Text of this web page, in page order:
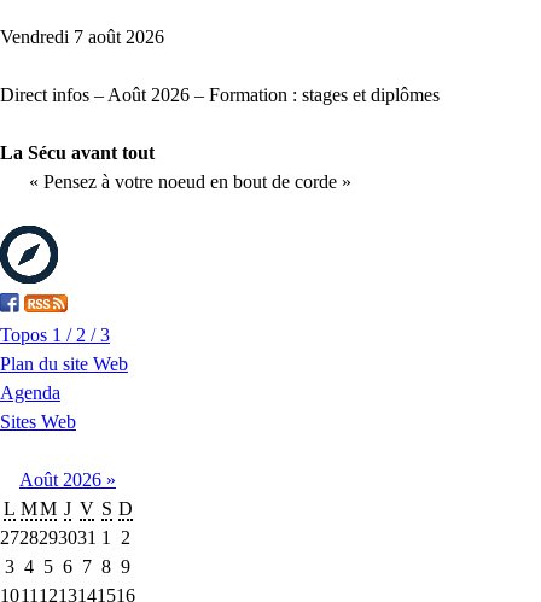
Vendredi 7 août 2026
Direct infos – Août 2026 – Formation : stages et diplômes
La Sécu avant tout
« Pensez à votre noeud en bout de corde »
Topos 1 / 2 / 3
Plan du site Web
Agenda
Sites Web
Août 2026 »
L MM J V S D
2728293031 1
2
3 4 5 6 7 8 9
1011 1213141516